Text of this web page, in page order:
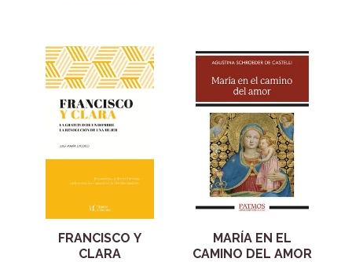
FRANCISCO Y
CLARA
MARÍA EN EL
CAMINO DEL AMOR